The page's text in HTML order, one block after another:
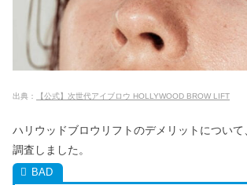
出典： 【公式】次世代アイブロウ HOLLYWOOD BROW LIFT
ハリウッドブロウリフトのデメリットについ
調査しました。